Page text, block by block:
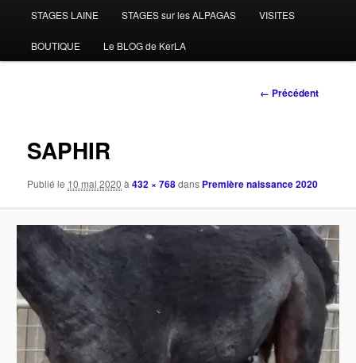
STAGES LAINE STAGES sur les ALPAGAS VISITES
BOUTIQUE Le BLOG de KerLA
Navigation
← Précédent
SAPHIR
Publié le 10 mai 2020 à432 × 768dans Première naissance 2020